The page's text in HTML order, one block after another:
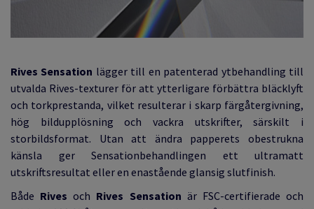
Rives Sensation lägger till en patenterad ytbehandling till
utvalda Rives-texturer för att ytterligare förbättra bläcklyft
och torkprestanda, vilket resulterar i skarp färgåtergivning,
hög bildupplösning och vackra utskrifter, särskilt i
storbildsformat. Utan att ändra papperets obestrukna
känsla ger Sensationbehandlingen ett ultramatt
utskriftsresultat eller en enastående glansig slutfinish.
Både Rives och Rives Sensation är FSC-certifierade och